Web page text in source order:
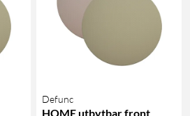
Defunc
HOME utbytbar front